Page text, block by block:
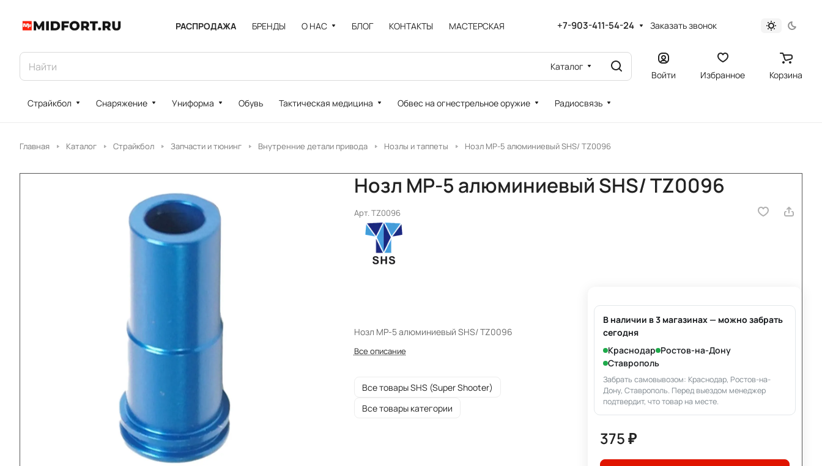
РАСПРОДАЖА БРЕНДЫ О НАС БЛОГ КОНТАКТЫ МАСТЕРСКАЯ +7-903-411-54-24 Заказать звонок
Каталог
Войти Избранное Корзина
Страйкбол Снаряжение Униформа Обувь Тактическая медицина Обвес на огнестрельное оружие Радиосвязь
Главная Каталог Страйкбол Запчасти и тюнинг Внутренние детали привода Нозлы и таппеты Нозл MP-5 алюминиевый SHS/ TZ0096
Нозл MP-5 алюминиевый SHS/ TZ0096
Арт.TZ0096
Нозл MP-5 алюминиевый SHS/ TZ0096
Все описание
Все товары SHS (Super Shooter)
Все товары категории
В наличии в 3 магазинах — можно забрать
сегодня
Краснодар Ростов-на-Дону
Ставрополь
Забрать самовывозом: Краснодар, Ростов-на-
Дону, Ставрополь. Перед выездом менеджер
подтвердит, что товар на месте.
375 ₽